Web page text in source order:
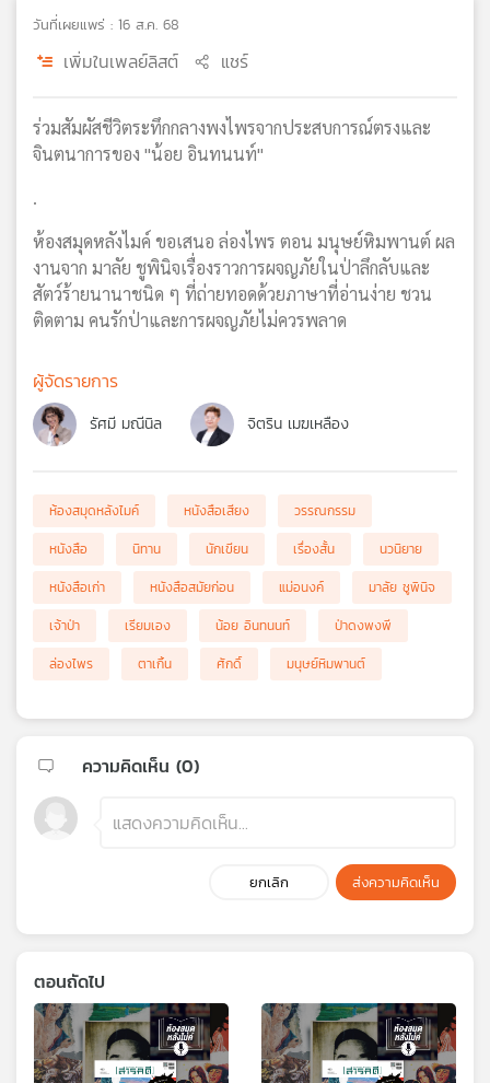
วิทยุ
ข่าย
วันที่เผยแพร่ : 16 ส.ค. 68
เพิ่มในเพลย์ลิสต์ แชร์
ร่วมสัมผัสชีวิตระทึกกลางพงไพรจากประสบการณ์ตรงและ
จินตนาการของ "น้อย อินทนนท์"
.
ห้องสมุดหลังไมค์ ขอเสนอ ล่องไพร ตอน มนุษย์หิมพานต์ ผล
งานจาก มาลัย ชูพินิจเรื่องราวการผจญภัยในป่าลึกลับและ
สัตว์ร้ายนานาชนิด ๆ ที่ถ่ายทอดด้วยภาษาที่อ่านง่าย ชวน
ติดตาม คนรักป่าและการผจญภัยไม่ควรพลาด
ผู้จัดรายการ
รัศมี มณีนิล จิตริน เมฆเหลือง
ห้องสมุดหลังไมค์ หนังสือเสียง
วรรณกรรม
หนังสือ
นิทาน นักเขียน เรื่องสั้น
นวนิยาย
หนังสือเก่า
หนังสือสมัยก่อน แม่อนงค์
มาลัย ชูพินิจ
เจ้าป่า
เรียมเอง น้อย อินทนนท์
ป่าดงพงพี
ล่องไพร
ตาเกิ้น ศักดิ์ มนุษย์หิมพานต์
ความคิดเห็น (0)
ยกเลิก ส่งความคิดเห็น
ตอนถัดไป